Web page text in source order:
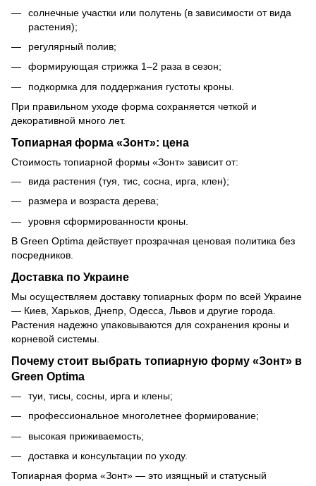
солнечные участки или полутень (в зависимости от вида
растения);
регулярный полив;
формирующая стрижка 1–2 раза в сезон;
подкормка для поддержания густоты кроны.
При правильном уходе форма сохраняется четкой и
декоративной много лет.
Топиарная форма «Зонт»: цена
Стоимость топиарной формы «Зонт» зависит от:
вида растения (туя, тис, сосна, ирга, клен);
размера и возраста дерева;
уровня сформированности кроны.
В Green Optima действует прозрачная ценовая политика без
посредников.
Доставка по Украине
Мы осуществляем доставку топиарных форм по всей Украине
— Киев, Харьков, Днепр, Одесса, Львов и другие города.
Растения надежно упаковываются для сохранения кроны и
корневой системы.
Почему стоит выбрать топиарную форму «Зонт» в
Green Optima
туи, тисы, сосны, ирга и клены;
профессиональное многолетнее формирование;
высокая приживаемость;
доставка и консультации по уходу.
Топиарная форма «Зонт» — это изящный и статусный